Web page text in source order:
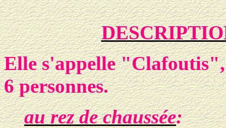
Elle s'appelle
6 personnes.
au rezde chaussée: